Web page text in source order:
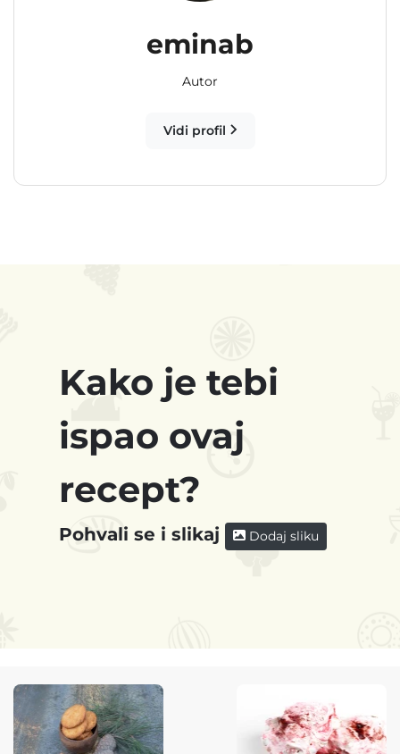
eminab
Autor
Vidi profil
Kako je tebi
ispao ovaj
recept?
Pohvali se i slikaj Dodaj sliku